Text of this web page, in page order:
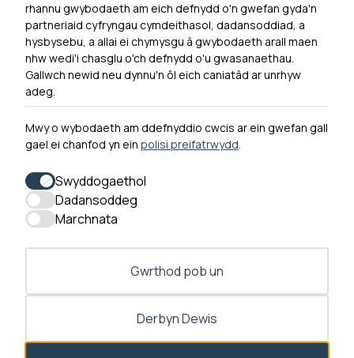
Ymuno â ni
Hygyrchedd
Hysbysiad Preifatrwydd
Cysylltu â ni
0300 790 0203 Mae ein llinell ffôn ar agor rhwng 10yb-
4yp Dydd Llun - Dydd Gwener
rhannu gwybodaeth am eich defnydd o'n gwefan gyda'n
partneriaid cyfryngau cymdeithasol, dadansoddiad, a
hysbysebu, a allai ei chymysgu â gwybodaeth arall maen
nhw wedi'i chasglu o'ch defnydd o'u gwasanaethau.
Gallwch newid neu dynnu'n ôl eich caniatâd ar unrhyw
adeg.
Mwy o wybodaeth am ddefnyddio cwcis ar ein gwefan gall
gael ei chanfod yn ein polisi preifatrwydd.
Swyddogaethol
Dadansoddeg
Marchnata
Gwrthod pob un
Derbyn Dewis